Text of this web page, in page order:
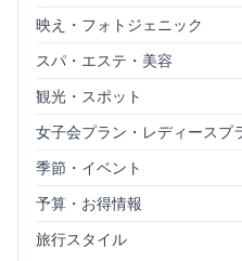
映え・フォトジェニック
スパ・エステ・美容
観光・スポット
女子会プラン・レディースプ
季節・イベント
予算・お得情報
旅行スタイル